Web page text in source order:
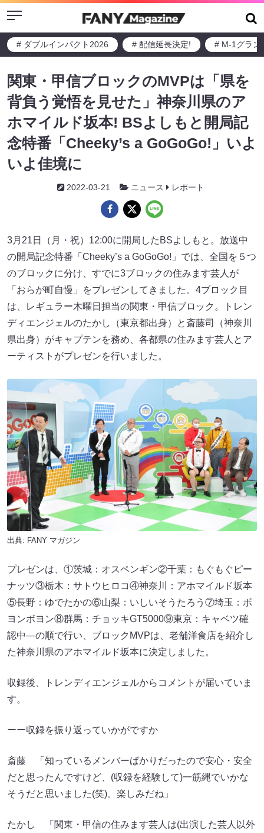
Menu
# ダブルインパクト2026 # 配信延長決定! # M-1グラン
関東・甲信ブロックのMVPは「県を
背負う覚悟を見せた」神奈川県のア
ホマイルド坂本! BSよしもと開局記
念特番「Cheeky’s a GoGoGo!」いよ
いよ佳境に
2022-03-21 ニュース レポート
3月21日（月・祝）12:00に開局したBSよしもと。放送中
の開局記念特番「Cheeky’s a GoGoGo!」では、全国を５つ
のブロックに分け、すでに3ブロックの住みます芸人が
「おらが町自慢」をプレゼンしてきました。4ブロック目
は、レギュラー木曜日担当の関東・甲信ブロック。トレン
ディエンジェルのたかし（東京都出身）と斎藤司（神奈川
県出身）がキャプテンを務め、各都県の住みます芸人とア
ーティストがプレゼンを行いました。
出典: FANY マガジン
プレゼンは、①茨城：オスペンギン②千葉：もぐもぐピー
ナッツ③栃木：サトウヒロコ④神奈川：アホマイルド坂本
⑤長野：ゆでたかの⑥山梨：いしいそうたろう⑦埼玉：ボ
ヨンボヨン⑧群馬：チョッキGT5000⑨東京：キャベツ確
認中―の順で行い、ブロックMVPは、老舗洋食店を紹介し
た神奈川県のアホマイルド坂本に決定しました。
収録後、トレンディエンジェルからコメントが届いていま
す。
ーー収録を振り返っていかがですか
斎藤 「知っているメンバーばかりだったので安心・安全
だと思ったんですけど、(収録を経験して)一筋縄でいかな
そうだと思いました(笑)。楽しみだね」
たかし 「関東・甲信の住みます芸人は(出演した芸人以外